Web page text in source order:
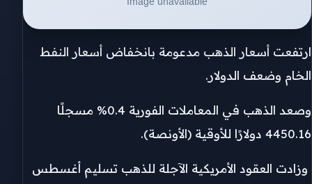
ارتفعت أسعار الذهب مدعومة بانخفاض أسعار النفط
الخام وضعف الدولار.
وصعد الذهب في المعاملات الفورية 0.4% مسجلًا
4450.16 ​دولارًا للأوقية (الأونصة).
وزادت العقود الأمريكية الآجلة للذهب تسليم أغسطس